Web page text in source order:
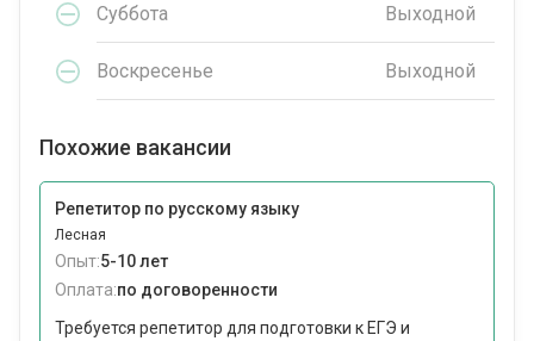
Суббота Выходной
Воскресенье Выходной
Похожие вакансии
Репетитор по русскому языку
Лесная
Опыт:5-10 лет
Оплата:по договоренности
Требуется репетитор для подготовки к ЕГЭ и